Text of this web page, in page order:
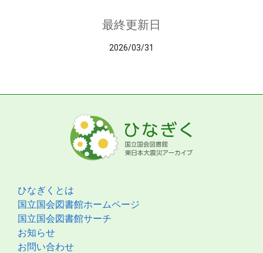
最終更新日
2026/03/31
ひなぎくとは
国立国会図書館ホームページ
国立国会図書館サーチ
お知らせ
お問い合わせ